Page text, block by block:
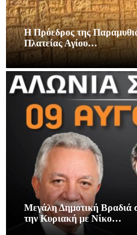
Η Πρόεδρος της
Πλατείας Αγίου…
Μεγάλη Δημοτική Βραδιά
την Κυριακή με Νίκο…